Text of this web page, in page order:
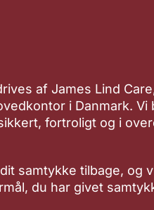
af James Lind
i Danmark. Vi
fortroligt og i
samtykke tilbage, og
du har givet